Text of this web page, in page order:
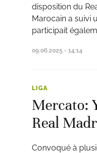
disposition du
Marocain a suivi
participait
09.06.2025 - 14:14
LIGA
Mercato:
Real
Convoqué à